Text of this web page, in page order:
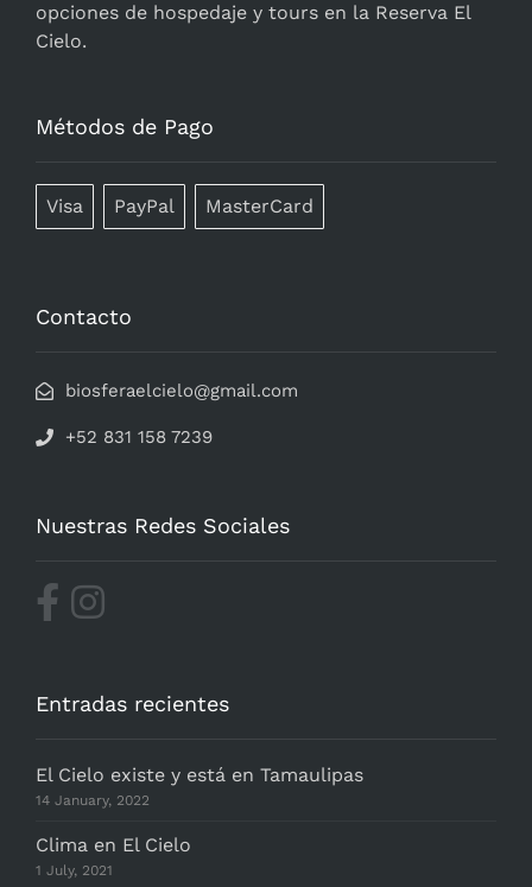
opciones de hospedaje y tours en la Reserva El
Cielo.
Métodos de Pago
Visa PayPal MasterCard
Contacto
biosferaelcielo@gmail.com
+52 831 158 7239
Nuestras Redes Sociales
Entradas recientes
El Cielo existe y está en Tamaulipas
14 January, 2022
Clima en El Cielo
1 July, 2021